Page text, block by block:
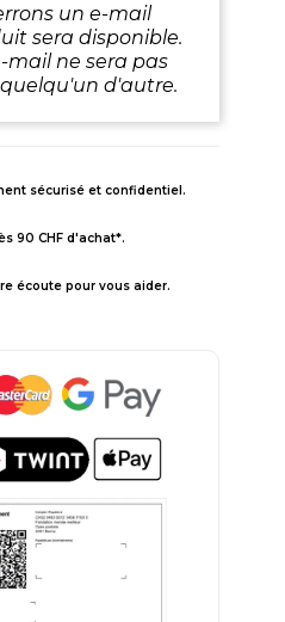
un e-mail
sera disponible.
mail ne sera pas
d'autre.
sécurisé et confidentiel.
90 CHF d'achat*.
écoute pour vous aider.